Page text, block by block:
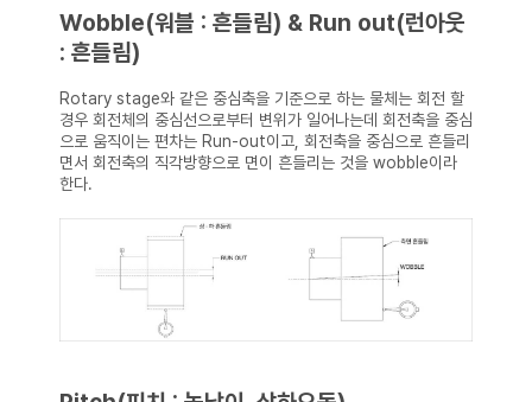
Wobble(워블 : 흔들림) & Run out(런아웃
: 흔들림)
Rotary stage와 같은 중심축을 기준으로 하는 물체는 회전 할
경우 회전체의 중심선으로부터 변위가 일어나는데 회전축을 중심
으로 움직이는 편차는 Run-out이고, 회전축을 중심으로 흔들리
면서 회전축의 직각방향으로 면이 흔들리는 것을 wobble이라
한다.